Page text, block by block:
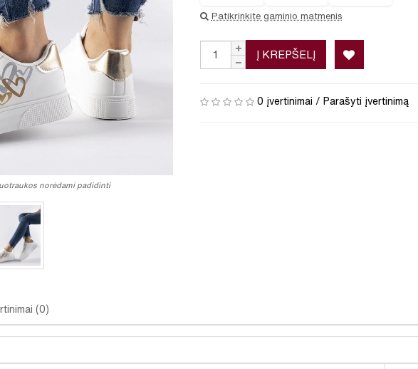
norėdami padidinti
Patikrinkite gaminio matmenis
Į KREPŠELĮ
0 įvertinimai / Parašyti įvertinimą
(0)